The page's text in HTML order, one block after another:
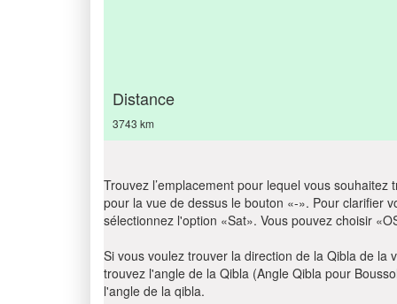
Distance
3743 km
Trouvez l’emplacement pour lequel vous
pour la vue de dessus le bouton «-». Pour clarifier
sélectionnez l'option «Sat». Vous pouvez choisir
Si vous voulez trouver la direction de la Qibla de la
trouvez l'angle de la Qibla (Angle Qibla pour
l'angle de la qibla.